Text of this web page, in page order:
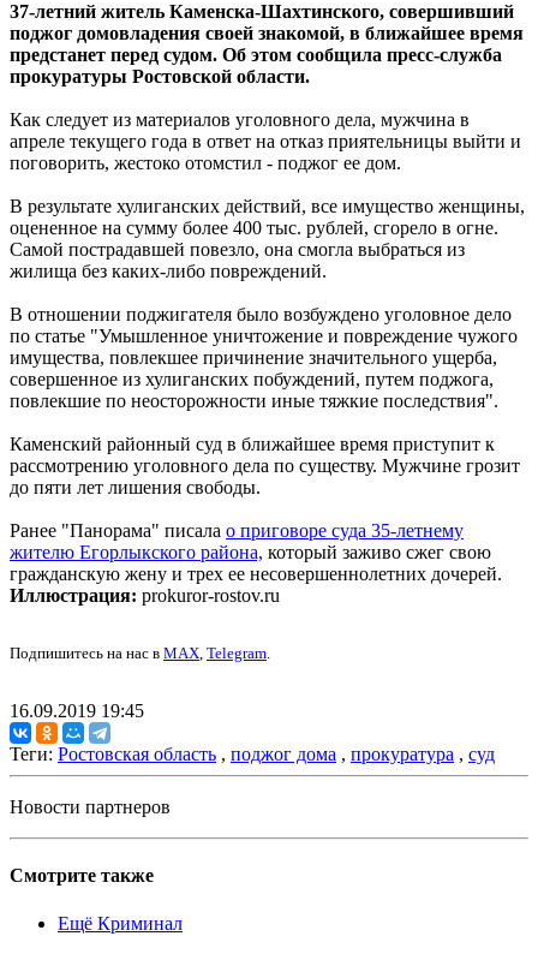
37-летний житель Каменска-Шахтинского, совершивший
поджог домовладения своей знакомой, в ближайшее время
предстанет перед судом. Об этом сообщила пресс-служба
прокуратуры Ростовской области.
Как следует из материалов уголовного дела, мужчина в
апреле текущего года в ответ на отказ приятельницы выйти и
поговорить, жестоко отомстил - поджог ее дом.
В результате хулиганских действий, все имущество женщины,
оцененное на сумму более 400 тыс. рублей, сгорело в огне.
Самой пострадавшей повезло, она смогла выбраться из
жилища без каких-либо повреждений.
В отношении поджигателя было возбуждено уголовное дело
по статье "Умышленное уничтожение и повреждение чужого
имущества, повлекшее причинение значительного ущерба,
совершенное из хулиганских побуждений, путем поджога,
повлекшие по неосторожности иные тяжкие последствия".
Каменский районный суд в ближайшее время приступит к
рассмотрению уголовного дела по существу. Мужчине грозит
до пяти лет лишения свободы.
Ранее "Панорама" писала о приговоре суда 35-летнему
жителю Егорлыкского района, который заживо сжег свою
гражданскую жену и трех ее несовершеннолетних дочерей.
Иллюстрация: prokuror-rostov.ru
Подпишитесь на нас в MAX, Telegram.
16.09.2019 19:45
Теги: Ростовская область , поджог дома , прокуратура , суд
Новости партнеров
Смотрите также
Ещё Криминал